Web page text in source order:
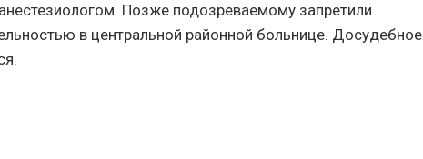
Позже подозреваемому запретили
в центральной районной больнице. Досудебное